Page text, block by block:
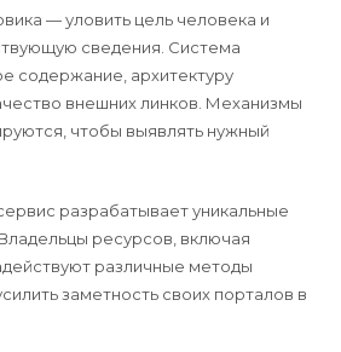
— уловить цель человека и
сведения. Система
содержание, архитектуру
внешних линков. Механизмы
чтобы выявлять нужный
разрабатывает уникальные
ресурсов, включая
различные методы
заметность своих порталов в